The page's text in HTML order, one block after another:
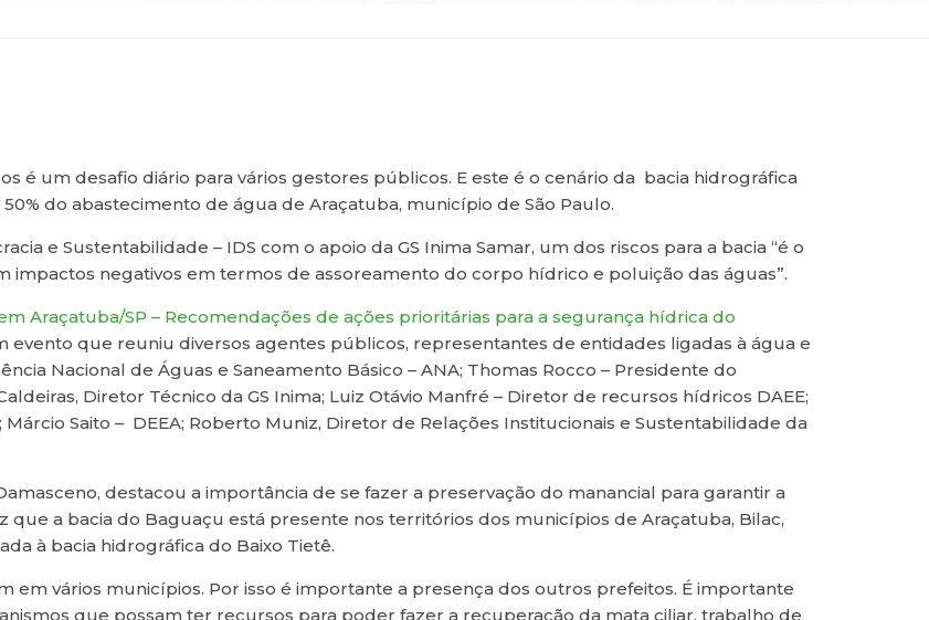
é um desafio diário para vários gestores públicos. E este é o cenário da bacia hidrográfica
do abastecimento de água de Araçatuba, município de São Paulo.
e Sustentabilidade – IDS com o apoio da GS Inima Samar, um dos riscos para a bacia “é o
impactos negativos em termos de assoreamento do corpo hídrico e poluição das águas”.
Araçatuba/SP – Recomendações de ações prioritárias para a segurança hídrica do
evento que reuniu diversos agentes públicos, representantes de entidades ligadas à água e
Nacional de Águas e Saneamento Básico – ANA; Thomas Rocco – Presidente do
Diretor Técnico da GS Inima; Luiz Otávio Manfré – Diretor de recursos hídricos DAEE;
Saito – DEEA; Roberto Muniz, Diretor de Relações Institucionais e Sustentabilidade da
destacou a importância de se fazer a preservação do manancial para garantir a
a bacia do Baguaçu está presente nos territórios dos municípios de Araçatuba, Bilac,
à bacia hidrográfica do Baixo Tietê.
em vários municípios. Por isso é importante a presença dos outros prefeitos. É importante
que possam ter recursos para poder fazer a recuperação da mata ciliar, trabalho de